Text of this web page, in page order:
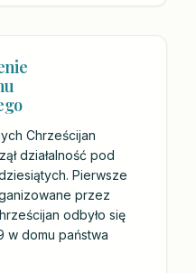
Chrześcijan
działalność pod
Pierwsze
przez
odbyło się
w domu państwa